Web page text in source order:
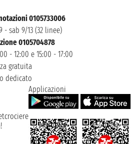
0105733006
- sab 9/13 (32 linee)
0105704878
- 12:00 e 15:00 - 17:00
gratuita
dedicato
Applicazioni